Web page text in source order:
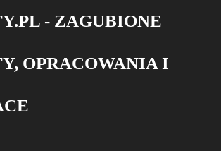
- ZAGUBIONE
OPRACOWANIA I